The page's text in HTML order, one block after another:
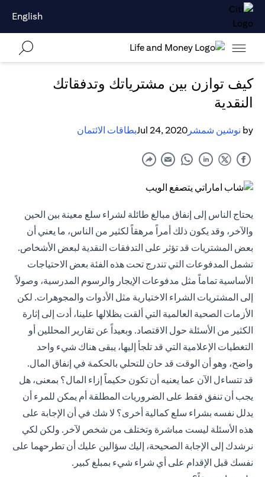
English
كيف توازن بين مشترياتك وتدفقاتك
النقدية
by نوشين شمشر Jul 24, 2020بطاقات الائتمان
يحتاج الناس إلى إنفاق مبالغ طائلة لشراء سلع معينة بين الحين
والآخر، وقد يكون ذلك أمراً مرهقاً لكثير من الناس، ما يعني أن
بعض المشتريات قد تؤثر على التدفقات النقدية لبعض الأشخاص.
تشمل المدفوعات التي تندرج تحت هذه الفئة بعض الاحتياجات
الأساسية تماماً مثل مدفوعات الإيجار والرسوم المدرسية، وصولاً
إلى المشتريات الشراء الاختيارية مثل الأدوات والمجوهرات. لكن
الأزمات الصحية العالمية التي ألقت بظلالها علينا، أدت إلى إثارة
الكثير من الأسئلة حول الاقتصاد. وبعيداً عن تقارير المحللين أو
التغطيات الإعلامية التي قد تلجأ إليها، يبقى هناك شيء واحد
واضح، وهو أن الوقت قد حان للتحلي بالحكمة في إنفاق المال.
قد تتساءل الآن عما يعنيه أن تكون حكيماً إزاء المال؟ بمعنى، هل
يجب أن تنفق فقط على الضروريات المطلقة أم يمكن للمرء أن
يدلل نفسه بشراء سلع كمالية أخرى؟ لا شك في أن الإجابة على
هذه الأسئلة ليست مباشرة وتختلف من شخص لآخر. ولكن لكي
نرشدك إلى الإجابة الصحيحة، إليك سؤالين عليك أن تطرحهما على
نفسك قبل الإقدام على أي شراء شيء بمبلغ كبير.